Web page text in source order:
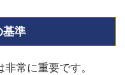
基準
常に重要です。